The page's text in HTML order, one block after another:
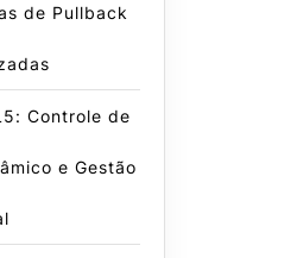
de Pullback
Controle de
e Gestão